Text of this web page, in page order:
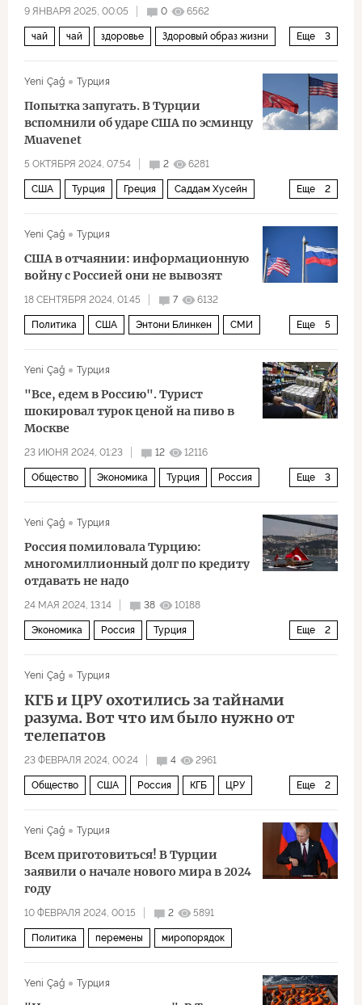
9 ЯНВАРЯ 2025, 00:05 0 6562
Еще 3
чай чай здоровье Здоровый образ жизни
Yeni Çağ
Турция
Попытка запугать. В Турции
вспомнили об ударе США по эсминцу
Muavenet
5 ОКТЯБРЯ 2024, 07:54 2 6281
Еще 2
США Турция Греция Саддам Хусейн
Yeni Çağ
Турция
США в отчаянии: информационную
войну с Россией они не вывозят
18 СЕНТЯБРЯ 2024, 01:45 7 6132
Еще 5
Политика США Энтони Блинкен СМИ
Yeni Çağ Турция
"Все, едем в Россию". Турист
шокировал турок ценой на пиво в
Москве
23 ИЮНЯ 2024, 01:23 12 12116
Еще 3
Общество Экономика Турция Россия
Yeni Çağ
Турция
Россия помиловала Турцию:
многомиллионный долг по кредиту
отдавать не надо
24 МАЯ 2024, 13:14 38 10188
Еще 2
Экономика Россия Турция
Yeni Çağ
Турция
КГБ и ЦРУ охотились за тайнами
разума. Вот что им было нужно от
телепатов
23 ФЕВРАЛЯ 2024, 00:24 4 2961
Еще 2
Общество США Россия КГБ ЦРУ
Yeni Çağ
Турция
Всем приготовиться! В Турции
заявили о начале нового мира в 2024
году
10 ФЕВРАЛЯ 2024, 00:15 2 5891
Политика перемены миропорядок
Yeni Çağ Турция